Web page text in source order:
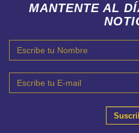
MANTENTE AL